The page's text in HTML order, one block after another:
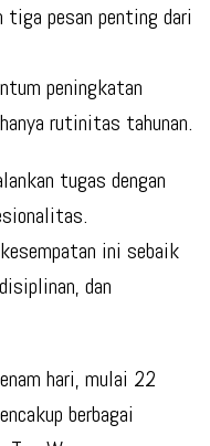
tiga pesan penting dari
peningkatan
rutinitas tahunan.
tugas dengan
ini sebaik
dan
hari, mulai 22
berbagai